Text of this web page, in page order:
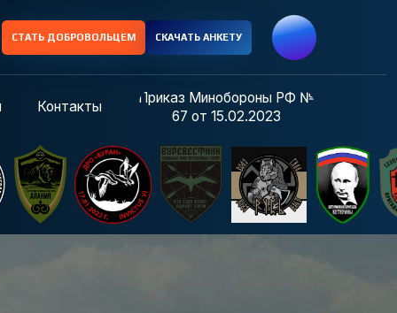
67 от 15.02.2023
СКАЧАТЬ АНКЕТУ